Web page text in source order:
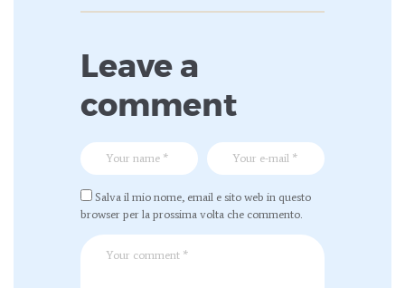
Leave a
comment
Salva il mio nome, email e sito web in questo
browser per la prossima volta che commento.